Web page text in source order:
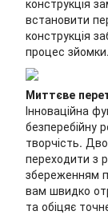
конструкція
встановити
конструкція
процес зйомки.
Миттєве
Інноваційна
безперебійну
творчість.
переходити з
збереженням
вам швидко
та обіцяє